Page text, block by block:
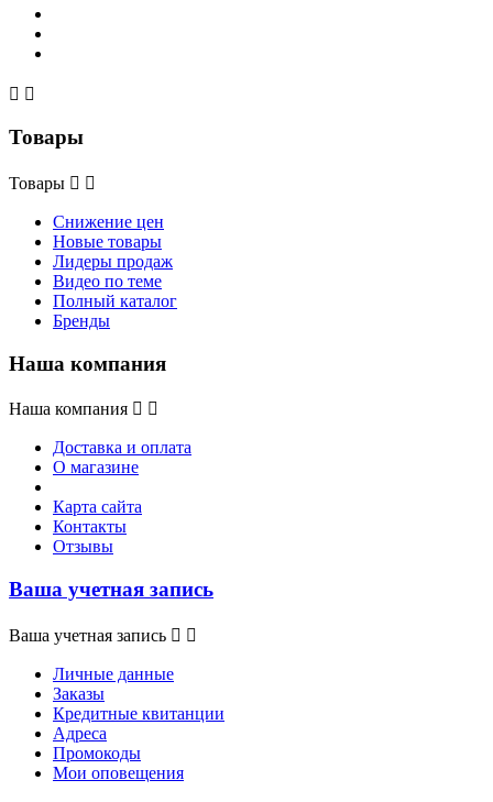
 
Товары
Товары  
Снижение цен
Новые товары
Лидеры продаж
Видео по теме
Полный каталог
Бренды
Наша компания
Наша компания  
Доставка и оплата
О магазине
Карта сайта
Контакты
Отзывы
Ваша учетная запись
Ваша учетная запись  
Личные данные
Заказы
Кредитные квитанции
Адреса
Промокоды
Мои оповещения